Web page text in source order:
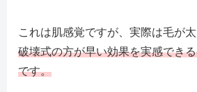
これは肌感覚ですが、実際は毛が
破壊式の方が早い効果を実感でき
です。